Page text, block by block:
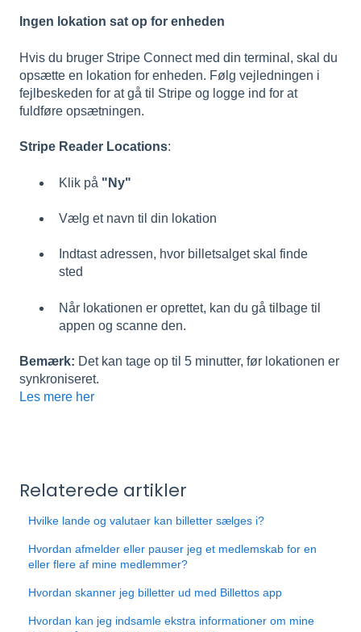
Ingen lokation sat op for enheden
Hvis du bruger Stripe Connect med din terminal, skal du
opsætte en lokation for enheden. Følg vejledningen i
fejlbeskeden for at gå til Stripe og logge ind for at
fuldføre opsætningen.
Stripe Reader Locations:
Klik på "Ny"
Vælg et navn til din lokation
Indtast adressen, hvor billetsalget skal finde
sted
Når lokationen er oprettet, kan du gå tilbage til
appen og scanne den.
Bemærk: Det kan tage op til 5 minutter, før lokationen er
synkroniseret.
Les mere her
Relaterede artikler
Hvilke lande og valutaer kan billetter sælges i?
Hvordan afmelder eller pauser jeg et medlemskab for en
eller flere af mine medlemmer?
Hvordan skanner jeg billetter ud med Billettos app
Hvordan kan jeg indsamle ekstra informationer om mine